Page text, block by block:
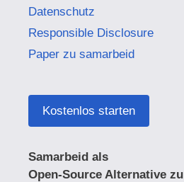
Datenschutz
Responsible Disclosure
Paper zu samarbeid
Kostenlos starten
Samarbeid als
Open-Source Alternative zu